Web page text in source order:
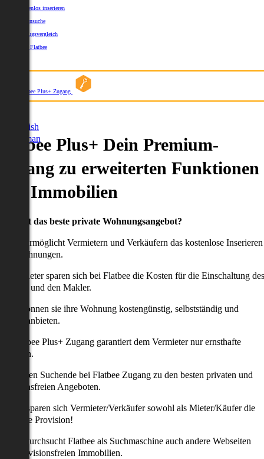
Kostenlos inserieren
Kartensuche
Umzugsvergleich
Über Flatbee
Flatbee Plus+ Zugang
English
German
Plus+ Dein Premium-
zu erweiterten Funktionen
Immobilien
willst das beste private Wohnungsangebot?
ermöglicht Vermietern und Verkäufern das kostenlose Inserieren
Wohnungen.
Anbieter sparen sich bei Flatbee die Kosten für die Einschaltung des
und den Makler.
können sie ihre Wohnung kostengünstig, selbstständig und
anbieten.
Flatbee Plus+ Zugang garantiert dem Vermieter nur ernsthafte
erhalten Suchende bei Flatbee Zugang zu den besten privaten und
Angeboten.
uns sparen sich Vermieter/Verkäufer sowohl als Mieter/Käufer die
Provision!
durchsucht Flatbee als Suchmaschine auch andere Webseiten
provisionsfreien Immobilien.